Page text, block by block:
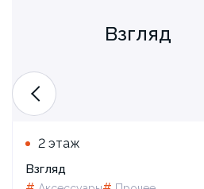
Взгляд
2 этаж
Взгляд